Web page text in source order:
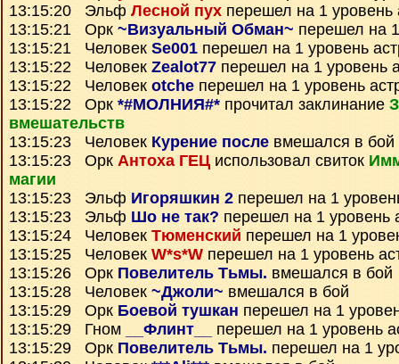
13:15:20 Эльф Лесной пух перешел на 1 уровень
13:15:21 Орк ~Визуальный Обман~ перешел на
13:15:21 Человек Se001 перешел на 1 уровень
13:15:22 Человек Zealot77 перешел на 1 уровень
13:15:22 Человек otche перешел на 1 уровень
13:15:22 Орк *#МОЛНИЯ#* прочитал заклинание
вмешательств
13:15:23 Человек Курение после вмешался в бой
13:15:23 Орк Антоха ГЕЦ использовал свиток
магии
13:15:23 Эльф Игоряшкин 2 перешел на 1
13:15:23 Эльф Шо не так? перешел на 1 уровень
13:15:24 Человек Тюменский перешел на 1
13:15:25 Человек W*s*W перешел на 1 уровень
13:15:26 Орк Повелитель Тьмы. вмешался в бой
13:15:28 Человек ~Джоли~ вмешался в бой
13:15:29 Орк Боевой тушкан перешел на 1
13:15:29 Гном
__Флинт__
перешел на 1 уровень
13:15:29 Орк Повелитель Тьмы. перешел на 1